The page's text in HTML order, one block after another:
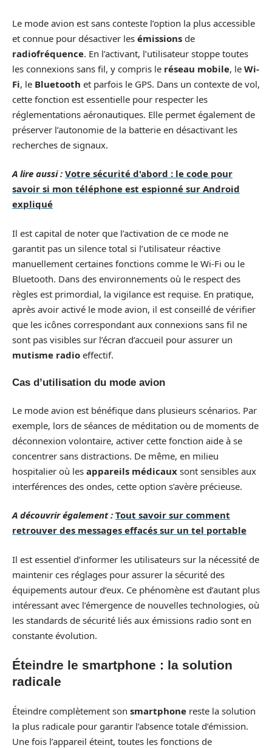
Le mode avion est sans conteste l’option la plus accessible
et connue pour désactiver les émissions de
radiofréquence. En l’activant, l’utilisateur stoppe toutes
les connexions sans fil, y compris le réseau mobile, le Wi-
Fi, le Bluetooth et parfois le GPS. Dans un contexte de vol,
cette fonction est essentielle pour respecter les
réglementations aéronautiques. Elle permet également de
préserver l’autonomie de la batterie en désactivant les
recherches de signaux.
A lire aussi : Votre sécurité d'abord : le code pour
savoir si mon téléphone est espionné sur Android
expliqué
Il est capital de noter que l’activation de ce mode ne
garantit pas un silence total si l’utilisateur réactive
manuellement certaines fonctions comme le Wi-Fi ou le
Bluetooth. Dans des environnements où le respect des
règles est primordial, la vigilance est requise. En pratique,
après avoir activé le mode avion, il est conseillé de vérifier
que les icônes correspondant aux connexions sans fil ne
sont pas visibles sur l’écran d’accueil pour assurer un
mutisme radio effectif.
Cas d’utilisation du mode avion
Le mode avion est bénéfique dans plusieurs scénarios. Par
exemple, lors de séances de méditation ou de moments de
déconnexion volontaire, activer cette fonction aide à se
concentrer sans distractions. De même, en milieu
hospitalier où les appareils médicaux sont sensibles aux
interférences des ondes, cette option s’avère précieuse.
A découvrir également : Tout savoir sur comment
retrouver des messages effacés sur un tel portable
Il est essentiel d’informer les utilisateurs sur la nécessité de
maintenir ces réglages pour assurer la sécurité des
équipements autour d’eux. Ce phénomène est d’autant plus
intéressant avec l’émergence de nouvelles technologies, où
les standards de sécurité liés aux émissions radio sont en
constante évolution.
Éteindre le smartphone : la solution
radicale
Éteindre complètement son smartphone reste la solution
la plus radicale pour garantir l’absence totale d’émission.
Une fois l’appareil éteint, toutes les fonctions de